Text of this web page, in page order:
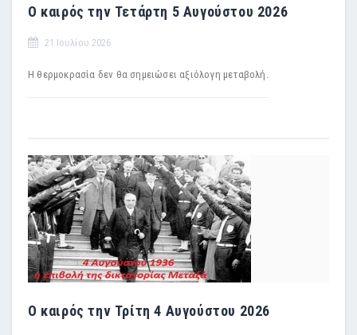
Ο καιρός την Τετάρτη 5 Αυγούστου 2026
21 Ιουλίου 2026
Η θερμοκρασία δεν θα σημειώσει αξιόλογη μεταβολή.
Ο καιρός την Τρίτη 4 Αυγούστου 2026